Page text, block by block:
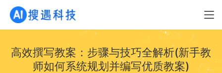
高效撰写教案：步骤与技巧全解析(新手教
师如何系统规划并编写优质教案)